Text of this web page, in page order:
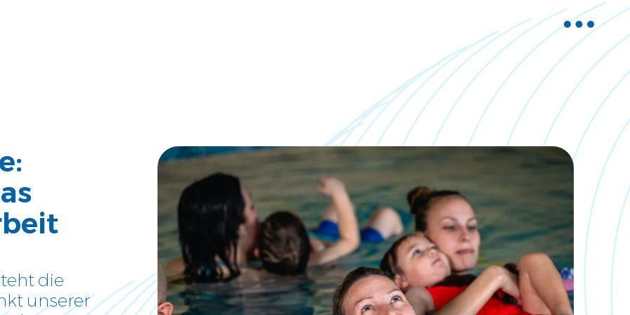
Tauche ein und lerne uns
Jobs
Eine neue Challenge gesucht?
Kontakt
Wir sind gerne für Dich da
Warum frühzeitige
Wassergewöhnung für
Kinder wichtig ist
Entdecke, wie frühe
Wassergewöhnung die
Entwicklung Deines Kindes
fördert und eine sichere Basis
Mehr lesen
So findest Du den
passenden Kurs für Dein
Kind
Finde den perfekten
Schwimmkurs für Dein Kind –
abgestimmt auf Alter,
Fähigkeiten und individuelle
die
unserer